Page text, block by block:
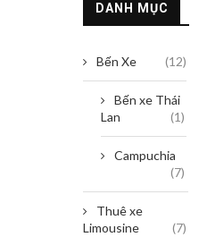
DANH MỤC
Bến Xe (12)
Bến xe Thái
Lan
(1)
Campuchia
(7)
Thuê xe
Limousine
(7)